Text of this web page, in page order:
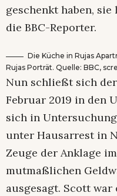
geschenkt haben, sie
die BBC-Reporter.
Die Küche in Rujas
Rujas Porträt. Quelle: BBC,
Nun schließt sich
Februar 2019 in den
sich in
unter Hausarrest in
Zeuge der Anklage
mutmaßlichen
ausgesagt. Scott